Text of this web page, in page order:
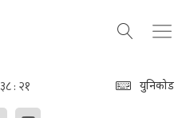
युनिकोड